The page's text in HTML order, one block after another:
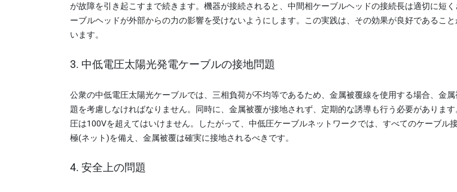
が故障を引き起こすまで続きます。機器が接続されると、中間相ケーブルヘッドの接続長は適切に短
ーブルヘッドが外部からの力の影響を受けないようにします。この実践は、その効果が良好であるこ
います。
3. 中低電圧太陽光発電ケーブルの接地問題
公衆の中低電圧太陽光ケーブルでは、三相負荷が不均等であるため、金属被覆線を使用する場合、金属
題を考慮しなければなりません。同時に、金属被覆が接地されず、定期的な誘導も行う必要がありま
圧は100Vを超えてはいけません。したがって、中低圧ケーブルネットワークでは、すべてのケーブル
極(ネット)を備え、金属被覆は確実に接地されるべきです。
4. 安全上の問題